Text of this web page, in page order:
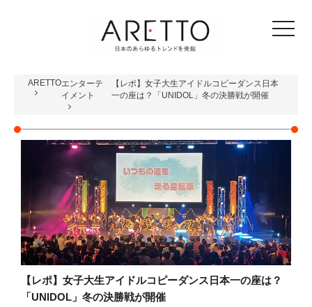
toggle
ARETTOエンターテ
イメント
【レポ】女子大生アイドルコピーダンス日本
一の座は？「UNIDOL」冬の決勝戦が開催
【レポ】女子大生アイドルコピーダンス日本一の座は？
「UNIDOL」冬の決勝戦が開催